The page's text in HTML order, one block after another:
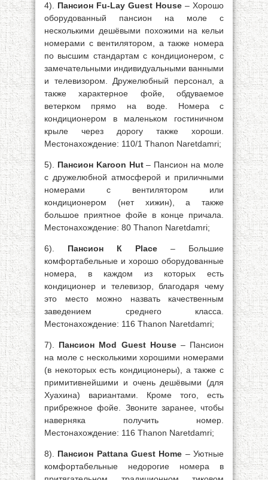
4). Пансион Fu-Lay Guest House – Хорошо
оборудованный пансион на моле с
несколькими дешёвыми похожими на кельи
номерами с вентилятором, а также номера
по высшим стандартам с кондиционером, с
замечательными индивидуальными ванными
и телевизором. Дружелюбный персонал, а
также характерное фойе, обдуваемое
ветерком прямо на воде. Номера с
кондиционером в маленьком гостиничном
крыле через дорогу также хороши.
Местонахождение: 110/1 Thanon Naretdamri;
5). Пансион Karoon Hut– Пансион на моле
с дружелюбной атмосферой и приличными
номерами с вентилятором или
кондиционером (нет хижин), а также
большое приятное фойе в конце причала.
Местонахождение: 80 Thanon Naretdamri;
6). Пансион К Place – Большие
комфортабельные и хорошо оборудованные
номера, в каждом из которых есть
кондиционер и телевизор, благодаря чему
это место можно назвать качественным
заведением среднего класса.
Местонахождение: 116 Thanon Naretdamri;
7). Пансион Mod Guest House– Пансион
на моле с несколькими хорошими номерами
(в некоторых есть кондиционеры), а также с
примитивнейшими и очень дешёвыми (для
Хуахина) вариантами. Кроме того, есть
прибрежное фойе. Звоните заранее, чтобы
наверняка получить номер.
Местонахождение: 116 Thanon Naretdamri;
8). Пансион Pattana Guest Home – Уютные
комфортабельные недорогие номера в